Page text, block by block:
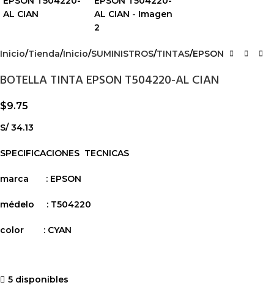
Inicio Tienda Inicio SUMINISTROS TINTAS EPSON
BOTELLA TINTA EPSON T504220-AL CIAN
$9.75
S/ 34.13
SPECIFICACIONES TECNICAS
marca : EPSON
médelo : T504220
color : CYAN
5 disponibles